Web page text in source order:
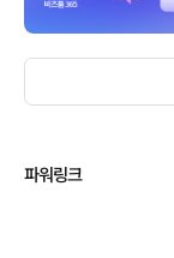
파워링크